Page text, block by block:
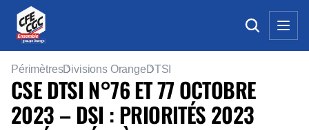
PérimètresDivisions Orange DTSI
CSE DTSI N°76 ET 77 OCTOBRE
2023 – DSI : PRIORITÉS 2023